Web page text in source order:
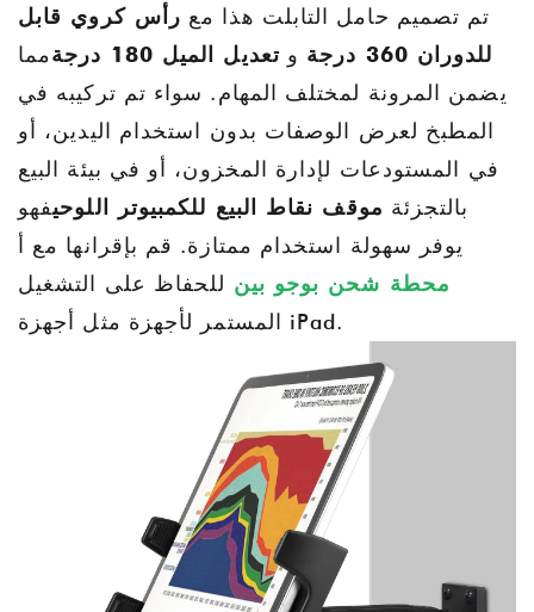
تم تصميم حامل التابلت هذا مع رأس كروي قابل
للدوران 360 درجة
وتعديل الميل 180 درجة
مما
يضمن المرونة لمختلف المهام. سواء تم تركيبه في
المطبخ لعرض الوصفات بدون استخدام اليدين، أو
في المستودعات لإدارة المخزون، أو في بيئة البيع
بالتجزئة موقف نقاط البيع للكمبيوتر اللوحيفهو
يوفر سهولة استخدام ممتازة. قم بإقرانها مع أ
محطة شحن بوجو بين للحفاظ على التشغيل
المستمر لأجهزة مثل أجهزة iPad.